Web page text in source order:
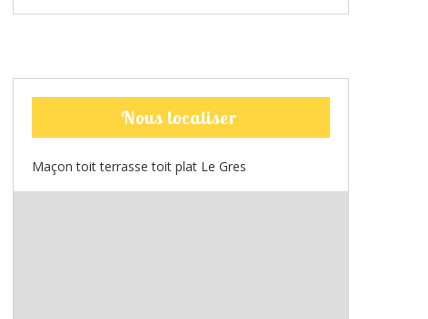
Nous localiser
Maçon toit terrasse toit plat Le Gres